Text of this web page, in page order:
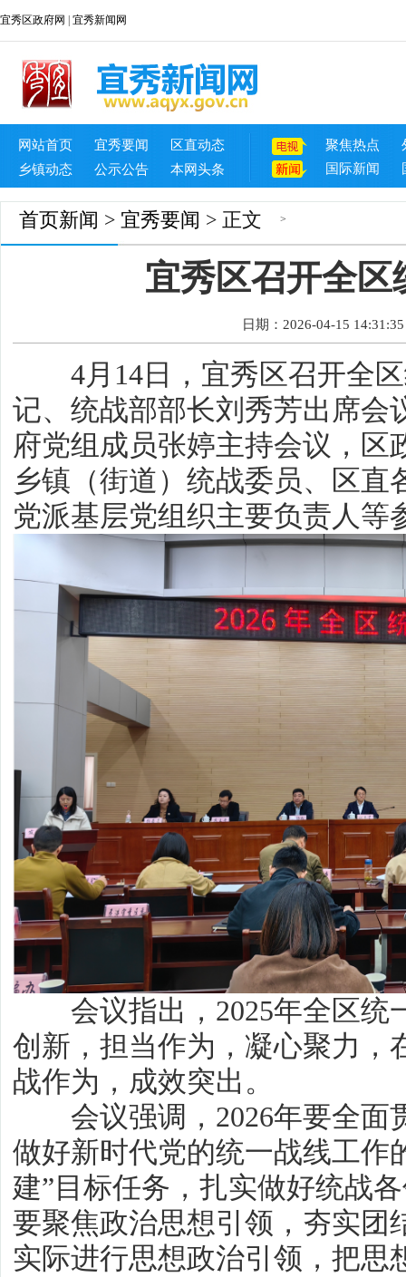
宜秀区政府网 宜秀新闻网
网站首页 宜秀要闻
区直动态
乡镇动态
公示公告 本网头条
聚焦热点
国际新闻
首页 >
新闻 > 宜秀要闻 > 正文
宜秀区召开全区
日期：2026-04-15 14:31:35
4月14日，宜秀区召开全区
记、统战部部长刘秀芳出席会
府党组成员张婷主持会议，区
乡镇（街道）统战委员、区直
党派基层党组织主要负责人等
会议指出，2025年全区统
创新，担当作为，凝心聚力，
战作为，成效突出。
会议强调，2026年要全面
做好新时代党的统一战线工作
建”目标任务，扎实做好统战
要聚焦政治思想引领，夯实团
实际进行思想政治引领，把思